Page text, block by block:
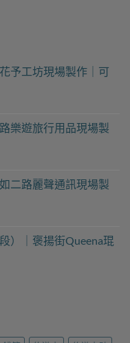
予工坊現場製作｜可
樂遊旅行用品現場製
二路麗聲通訊現場製
）｜褒揚街Queena琨